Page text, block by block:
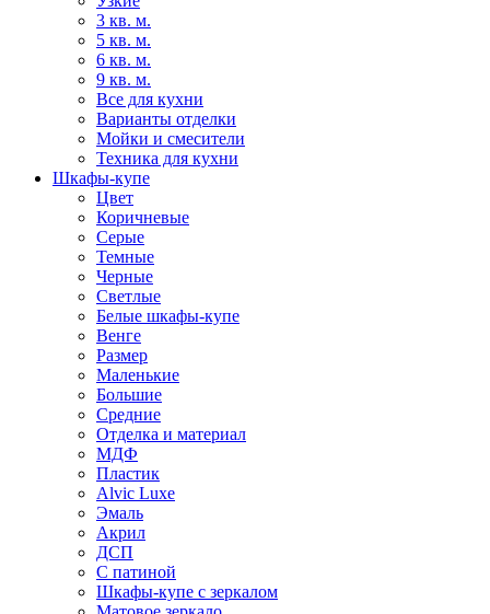
3 кв. м.
5 кв. м.
6 кв. м.
9 кв. м.
Все для кухни
Варианты отделки
Мойки и смесители
Техника для кухни
Шкафы-купе
Цвет
Коричневые
Серые
Темные
Черные
Светлые
Белые шкафы-купе
Венге
Размер
Маленькие
Большие
Средние
Отделка и материал
МДФ
Пластик
Alvic Luxe
Эмаль
Акрил
ДСП
С патиной
Шкафы-купе с зеркалом